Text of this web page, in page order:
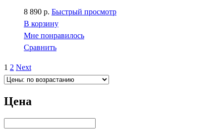
8 890 р. Быстрый просмотр
В корзину
Мне понравилось
Сравнить
1 2 Next
Цена